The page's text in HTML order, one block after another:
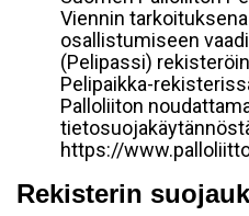
Viennin
osallistumiseen
(Pelipassi)
Pelipaikka-
Palloliiton
https://
Rekisterin